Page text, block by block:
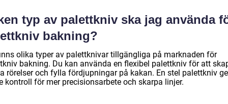
typ av palettkniv ska jag använda
bakning?
olika typer av palettknivar tillgängliga på marknaden för
bakning. Du kan använda en flexibel palettkniv för att
rörelser och fylla fördjupningar på kakan. En stel palettkniv
kontroll för mer precisionsarbete och skarpa linjer.